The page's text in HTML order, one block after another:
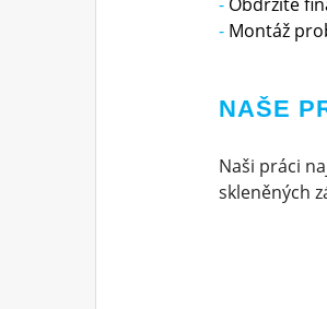
Montáž
NAŠE
Naši práci
skleněných